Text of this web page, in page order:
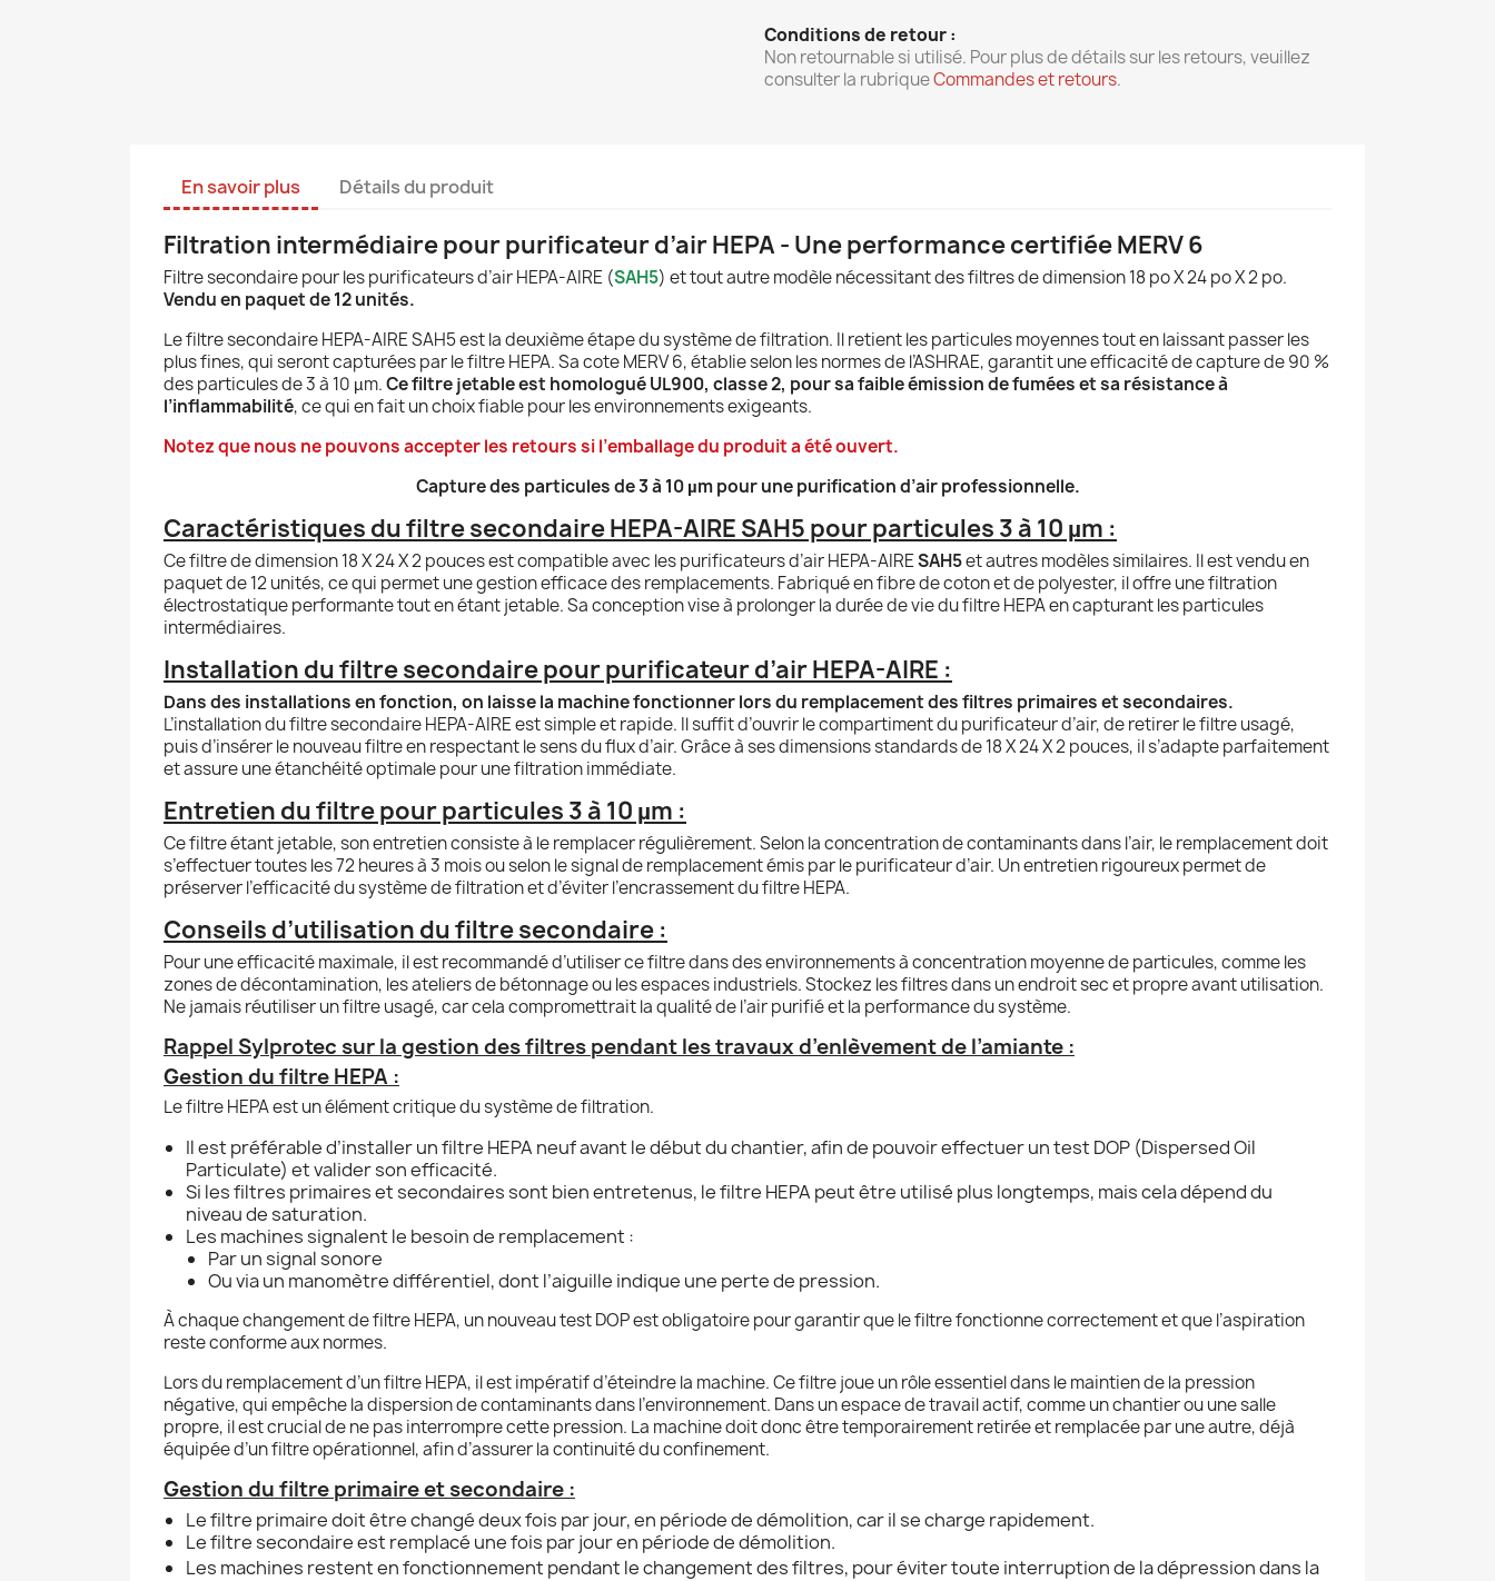
Conditions de retour :
Non retournable si utilisé. Pour plus de détails sur les retours, veuillez
consulter la rubriqueCommandes et retours.
En savoir plus Détails du produit
Filtration intermédiaire pour purificateur d’air HEPA - Une performance certifiée MERV 6
Filtre secondaire pour les purificateurs d’air HEPA-AIRE (SAH5) et tout autre modèle nécessitant des filtres de dimension 18 po X 24 po X 2 po.
Vendu en paquet de 12 unités.
Le filtre secondaire HEPA-AIRE SAH5 est la deuxième étape du système de filtration. Il retient les particules moyennes tout en laissant passer les
plus fines, qui seront capturées par le filtre HEPA. Sa cote MERV 6, établie selon les normes de l’ASHRAE, garantit une efficacité de capture de 90 %
des particules de 3 à 10 µm.Ce filtre jetable est homologué UL900, classe 2, pour sa faible émission de fumées et sa résistance à
l’inflammabilité, ce qui en fait un choix fiable pour les environnements exigeants.
Notez que nous ne pouvons accepter les retours si l’emballage du produit a été ouvert.
Capture des particules de 3 à 10 µm pour une purification d’air professionnelle.
Caractéristiques du filtre secondaire HEPA-AIRE SAH5 pour particules 3 à 10 µm :
Ce filtre de dimension 18 X 24 X 2 pouces est compatible avec les purificateurs d’air HEPA-AIRESAH5et autres modèles similaires. Il est vendu en
paquet de 12 unités, ce qui permet une gestion efficace des remplacements. Fabriqué en fibre de coton et de polyester, il offre une filtration
électrostatique performante tout en étant jetable. Sa conception vise à prolonger la durée de vie du filtre HEPA en capturant les particules
intermédiaires.
Installation du filtre secondaire pour purificateur d’air HEPA-AIRE :
Dans des installations en fonction, on laisse la machine fonctionner lors du remplacement des filtres primaires et secondaires.
L’installation du filtre secondaire HEPA-AIRE est simple et rapide. Il suffit d’ouvrir le compartiment du purificateur d’air, de retirer le filtre usagé,
puis d’insérer le nouveau filtre en respectant le sens du flux d’air. Grâce à ses dimensions standards de 18 X 24 X 2 pouces, il s’adapte parfaitement
et assure une étanchéité optimale pour une filtration immédiate.
Entretien du filtre pour particules 3 à 10 µm :
Ce filtre étant jetable, son entretien consiste à le remplacer régulièrement. Selon la concentration de contaminants dans l’air, le remplacement doit
s’effectuer toutes les 72 heures à 3 mois ou selon le signal de remplacement émis par le purificateur d’air. Un entretien rigoureux permet de
préserver l’efficacité du système de filtration et d’éviter l’encrassement du filtre HEPA.
Conseils d’utilisation du filtre secondaire :
Pour une efficacité maximale, il est recommandé d’utiliser ce filtre dans des environnements à concentration moyenne de particules, comme les
zones de décontamination, les ateliers de bétonnage ou les espaces industriels. Stockez les filtres dans un endroit sec et propre avant utilisation.
Ne jamais réutiliser un filtre usagé, car cela compromettrait la qualité de l’air purifié et la performance du système.
Rappel Sylprotec sur la gestion des filtres pendant les travaux d’enlèvement de l’amiante :
Gestion du filtre HEPA :
Le filtre HEPA est un élément critique du système de filtration.
Il est préférable d’installer un filtre HEPA neuf avant le début du chantier, afin de pouvoir effectuer un test DOP (Dispersed Oil
Particulate) et valider son efficacité.
Si les filtres primaires et secondaires sont bien entretenus, le filtre HEPA peut être utilisé plus longtemps, mais cela dépend du
niveau de saturation.
Les machines signalent le besoin de remplacement :
Par un signal sonore
Ou via un manomètre différentiel, dont l’aiguille indique une perte de pression.
À chaque changement de filtre HEPA, un nouveau test DOP est obligatoire pour garantir que le filtre fonctionne correctement et que l’aspiration
reste conforme aux normes.
Lors du remplacement d’un filtre HEPA, il est impératif d’éteindre la machine. Ce filtre joue un rôle essentiel dans le maintien de la pression
négative, qui empêche la dispersion de contaminants dans l’environnement. Dans un espace de travail actif, comme un chantier ou une salle
propre, il est crucial de ne pas interrompre cette pression. La machine doit donc être temporairement retirée et remplacée par une autre, déjà
équipée d’un filtre opérationnel, afin d’assurer la continuité du confinement.
Gestion du filtre primaire et secondaire :
Le filtre primaire doit être changé deux fois par jour, en période de démolition, car il se charge rapidement.
Le filtre secondaire est remplacé une fois par jour en période de démolition.
Les machines restent en fonctionnement pendant le changement des filtres, pour éviter toute interruption de la dépression dans la